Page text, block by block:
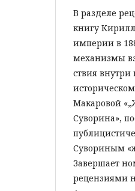
В разделе
книгу
империи в
механизмы
ствия внутри
Макаровой
Суворина»,
Сувориным
Завершает
рецензиями